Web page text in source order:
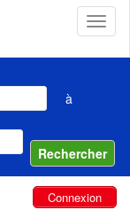
T
o
g
a
v
i
g
à
Connexion